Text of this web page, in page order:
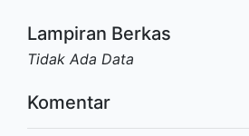
Lampiran Berkas
Tidak Ada Data
Komentar